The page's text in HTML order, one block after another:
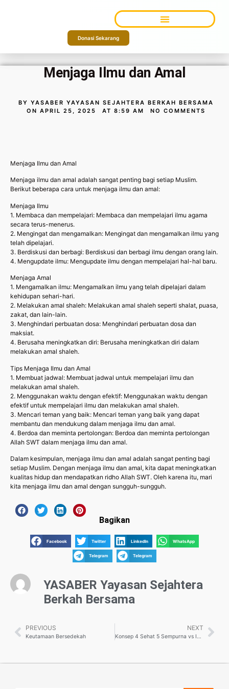
Donasi Sekarang
Menjaga Ilmu dan Amal
BY YASABER YAYASAN SEJAHTERA BERKAH BERSAMA
ON APRIL 25, 2025 AT 8:59 AM NO COMMENTS
Menjaga Ilmu dan Amal
Menjaga ilmu dan amal adalah sangat penting bagi setiap Muslim.
Berikut beberapa cara untuk menjaga ilmu dan amal:
Menjaga Ilmu
1. Membaca dan mempelajari: Membaca dan mempelajari ilmu agama
secara terus-menerus.
2. Mengingat dan mengamalkan: Mengingat dan mengamalkan ilmu yang
telah dipelajari.
3. Berdiskusi dan berbagi: Berdiskusi dan berbagi ilmu dengan orang lain.
4. Mengupdate ilmu: Mengupdate ilmu dengan mempelajari hal-hal baru.
Menjaga Amal
1. Mengamalkan ilmu: Mengamalkan ilmu yang telah dipelajari dalam
kehidupan sehari-hari.
2. Melakukan amal shaleh: Melakukan amal shaleh seperti shalat, puasa,
zakat, dan lain-lain.
3. Menghindari perbuatan dosa: Menghindari perbuatan dosa dan
maksiat.
4. Berusaha meningkatkan diri: Berusaha meningkatkan diri dalam
melakukan amal shaleh.
Tips Menjaga Ilmu dan Amal
1. Membuat jadwal: Membuat jadwal untuk mempelajari ilmu dan
melakukan amal shaleh.
2. Menggunakan waktu dengan efektif: Menggunakan waktu dengan
efektif untuk mempelajari ilmu dan melakukan amal shaleh.
3. Mencari teman yang baik: Mencari teman yang baik yang dapat
membantu dan mendukung dalam menjaga ilmu dan amal.
4. Berdoa dan meminta pertolongan: Berdoa dan meminta pertolongan
Allah SWT dalam menjaga ilmu dan amal.
Dalam kesimpulan, menjaga ilmu dan amal adalah sangat penting bagi
setiap Muslim. Dengan menjaga ilmu dan amal, kita dapat meningkatkan
kualitas hidup dan mendapatkan ridho Allah SWT. Oleh karena itu, mari
kita menjaga ilmu dan amal dengan sungguh-sungguh.
Bagikan
Facebook Twitter LinkedIn WhatsApp
Telegram Telegram
YASABER Yayasan Sejahtera
Berkah Bersama
PREVIOUS
Keutamaan Bersedekah
NEXT
Konsep 4 Sehat 5 Sempurna vs Isi Piringku